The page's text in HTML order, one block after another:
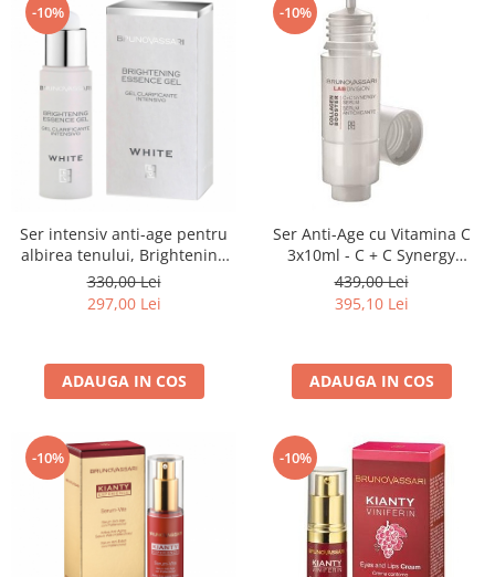
-10%
Ser intensiv anti-age pentru
albirea tenului, Brightening
essence gel - 30 ml
330,00 Lei
297,00 Lei
ADAUGA IN COS
-10%
Ser Anti-Age cu Vitamina C
3x10ml - C + C Synergy
Serum-Bruno Vassari
439,00 Lei
395,10 Lei
ADAUGA IN COS
-10% -10%